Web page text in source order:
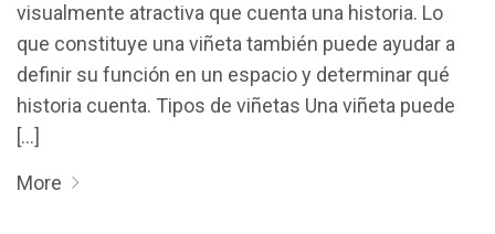
visualmente atractiva que cuenta una historia. Lo
que constituye una viñeta también puede ayudar a
definir su función en un espacio y determinar qué
historia cuenta. Tipos de viñetas Una viñeta puede
[...]
More